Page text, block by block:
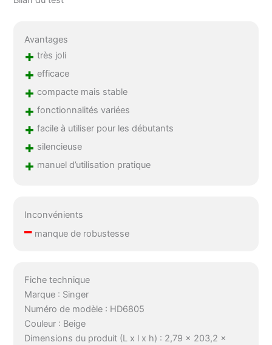
Avantages
+ très joli
+ efficace
+ compacte mais stable
+ fonctionnalités variées
+ facile à utiliser pour les débutants
+ silencieuse
+ manuel d’utilisation pratique
Inconvénients
– manque de robustesse
Fiche technique
Marque : Singer
Numéro de modèle : HD6805
Couleur : Beige
Dimensions du produit (L x l x h) : 2,79 x 203,2 x